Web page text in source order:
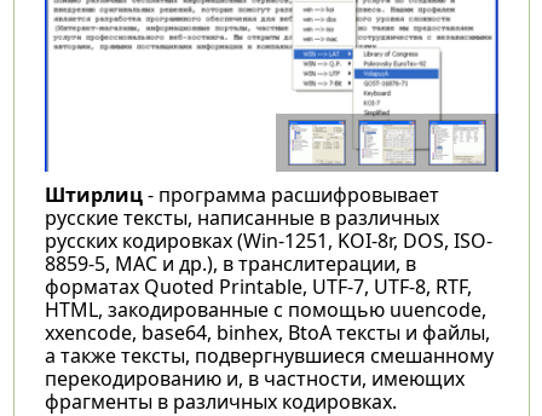
Штирлиц- программа расшифровывает
русские тексты, написанные в различных
русских кодировках (Win-1251, KOI-8r, DOS, ISO-
8859-5, MAC и др.), в транслитерации, в
форматах Quoted Printable, UTF-7, UTF-8, RTF,
HTML, закодированные с помощью uuencode,
xxencode, base64, binhex, BtoA тексты и файлы,
а также тексты, подвергнувшиеся смешанному
перекодированию и, в частности, имеющих
фрагменты в различных кодировках.